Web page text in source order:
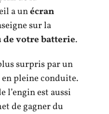
a unécran
sur la
de votre batterie.
surpris par un
pleine conduite.
l’engin est aussi
de gagner du